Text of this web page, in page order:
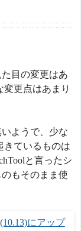
目の変更はあ
更点はあまり
ようで、少な
きているものは
と言ったシ
もそのまま使
にアップ